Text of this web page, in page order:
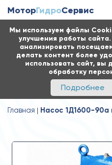
Мы используем файлы
улучшения работы
анализировать
делать контент более
использовать сайт, вы
обработку
Подробнее
МоторГидроСервис
Главная Насос 1Д1600-90а